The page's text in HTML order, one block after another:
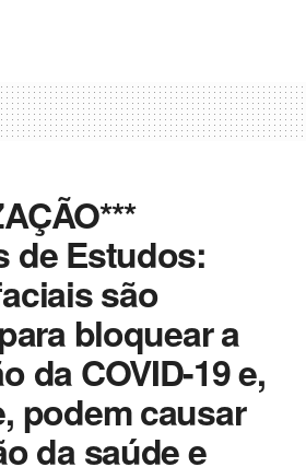
de Estudos:
são
bloquear a
da COVID-19 e,
podem causar
da saúde e